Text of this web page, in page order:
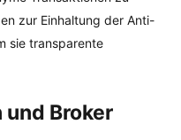
zur Einhaltung der Anti-
sie transparente
Broker